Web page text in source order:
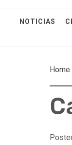
NOTICIAS
Home